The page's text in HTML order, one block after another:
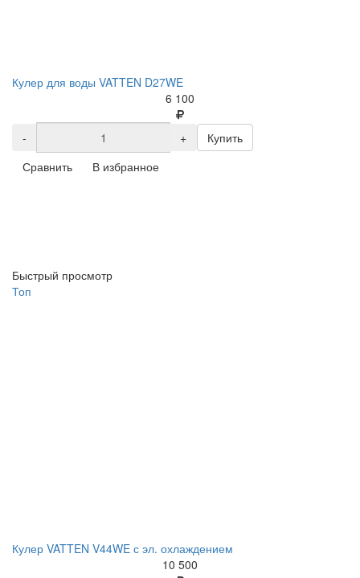
Кулер для воды VATTEN D27WE
6 100
- +
Купить
Сравнить
В избранное
Быстрый просмотр
Топ
Кулер VATTEN V44WE с эл. охлаждением
10 500